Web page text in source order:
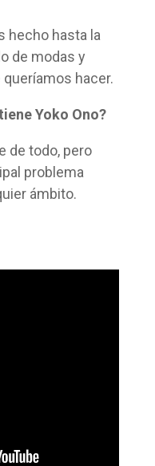
hecho hasta la
de modas y
hacer.
Yoko Ono?
de todo, pero
problema
ámbito.